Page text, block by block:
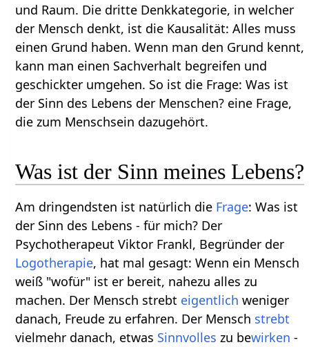
und Raum. Die dritte Denkkategorie, in welcher
der Mensch denkt, ist die Kausalität: Alles muss
einen Grund haben. Wenn man den Grund kennt,
kann man einen Sachverhalt begreifen und
geschickter umgehen. So ist die Frage: Was ist
der Sinn des Lebens der Menschen? eine Frage,
die zum Menschsein dazugehört.
Was ist der Sinn meines Lebens?
Am dringendsten ist natürlich die Frage: Was ist
der Sinn des Lebens - für mich? Der
Psychotherapeut Viktor Frankl, Begründer der
Logotherapie, hat mal gesagt: Wenn ein Mensch
weiß "wofür" ist er bereit, nahezu alles zu
machen. Der Mensch strebt eigentlich weniger
danach, Freude zu erfahren. Der Mensch strebt
vielmehr danach, etwas Sinnvolles zu bewirken -